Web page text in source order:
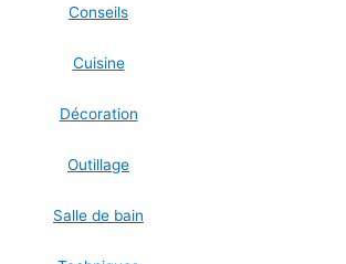
Conseils
Cuisine
Décoration
Outillage
Salle de bain